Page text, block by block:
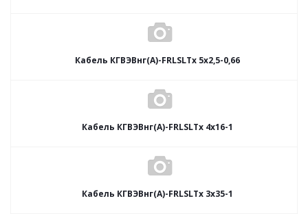
Кабель КГВЭВнг(А)-FRLSLTx 5х2,5-0,66
Кабель КГВЭВнг(А)-FRLSLTx 4х16-1
Кабель КГВЭВнг(А)-FRLSLTx 3х35-1